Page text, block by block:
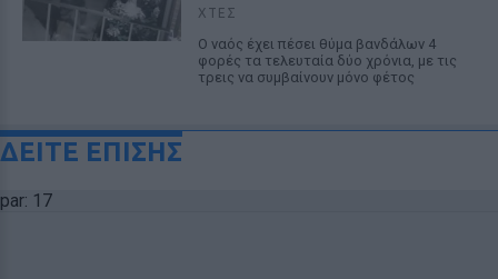
ΧΤΕΣ
Ο ναός έχει πέσει θύμα βανδάλων 4
φορές τα τελευταία δύο χρόνια, με τις
τρεις να συμβαίνουν μόνο φέτος
ΔΕΙΤΕ ΕΠΙΣΗΣ
par: 17